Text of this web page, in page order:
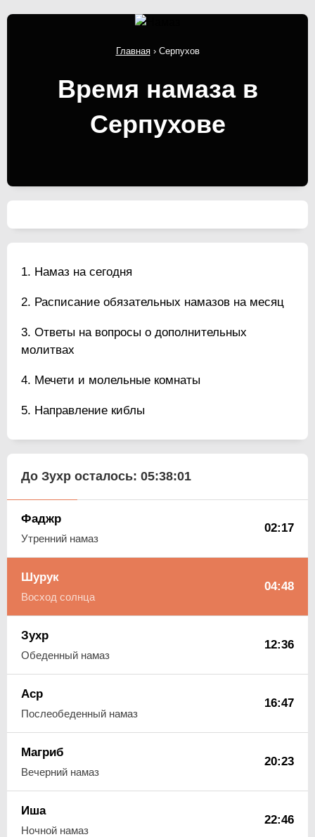
Главная› Серпухов
Время намаза в
Серпухове
Намаз на сегодня
Расписание обязательных намазов на месяц
Ответы на вопросы о дополнительных
молитвах
Мечети и молельные комнаты
Направление киблы
До Зухр осталось: 05:38:00
Фаджр
Утренний намаз
02:17
Шурук
Восход солнца
04:48
Зухр
Обеденный намаз
12:36
Аср
Послеобеденный намаз
16:47
Магриб
Вечерний намаз
20:23
Иша
Ночной намаз
22:46